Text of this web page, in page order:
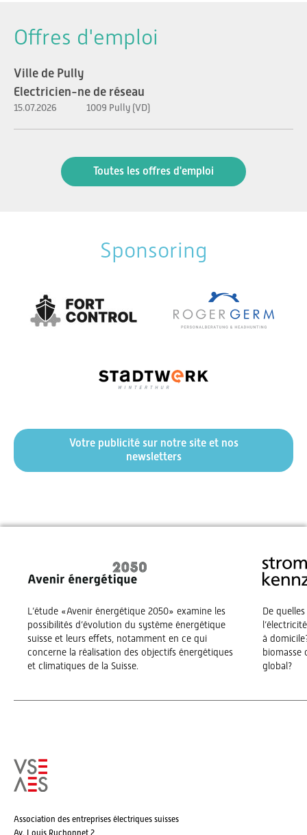
Offres d'emploi
Ville de Pully
Electricien-ne de réseau
15.07.2026 1009 Pully (VD)
Toutes les offres d'emploi
Sponsoring
Votre publicité sur notre site et nos
newsletters
L’étude «Avenir énergétique 2050» examine les
possibilités d’évolution du système énergétique
suisse et leurs effets, notamment en ce qui
concerne la réalisation des objectifs énergétiques
et climatiques de la Suisse.
De
à
biomasse
global?
Association des entreprises électriques suisses